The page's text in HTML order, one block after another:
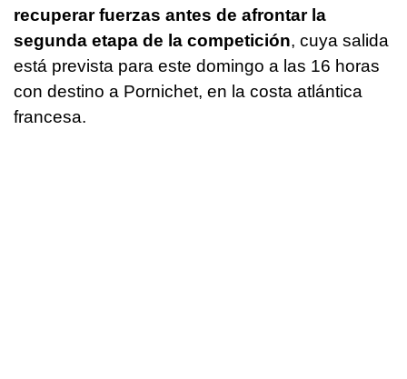
recuperar fuerzas antes de afrontar la
segunda etapa de la competición, cuya salida
está prevista para este domingo a las 16 horas
con destino a Pornichet, en la costa atlántica
francesa.